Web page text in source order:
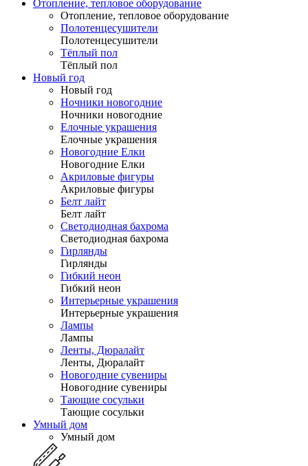
Отопление, тепловое оборудование
Отопление, тепловое оборудование
Полотенцесушители
Полотенцесушители
Тёплый пол
Тёплый пол
Новый год
Новый год
Ночники новогодние
Ночники новогодние
Елочные украшения
Елочные украшения
Новогодние Елки
Новогодние Елки
Акриловые фигуры
Акриловые фигуры
Белт лайт
Белт лайт
Светодиодная бахрома
Светодиодная бахрома
Гирлянды
Гирлянды
Гибкий неон
Гибкий неон
Интерьерные украшения
Интерьерные украшения
Лампы
Лампы
Ленты, Дюралайт
Ленты, Дюралайт
Новогодние сувениры
Новогодние сувениры
Тающие сосульки
Тающие сосульки
Умный дом
Умный дом